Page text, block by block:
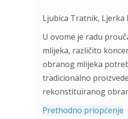
Ljubica Tratnik, Ljerka
U ovome je radu
mlijeka, različito
obranog mlijeka
tradicionalno
rekonstituiranog
Prethodno priopćenje